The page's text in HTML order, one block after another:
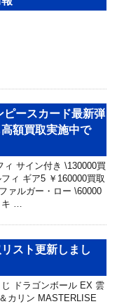
ピースカード最新弾
額買取実施中で
ィ サイン付き \130000買
ィ ギア5 ￥160000買取
ァルガー・ロー \60000
…
スト更新しまし
ドラゴンボール EX 雲
カリン MASTERLISE